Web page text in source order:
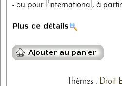
- ou pour l'international, à partir
Thèmes: Droit